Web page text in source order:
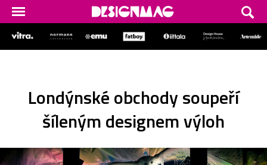
Londýnské obchody soupeří
šíleným designem výloh